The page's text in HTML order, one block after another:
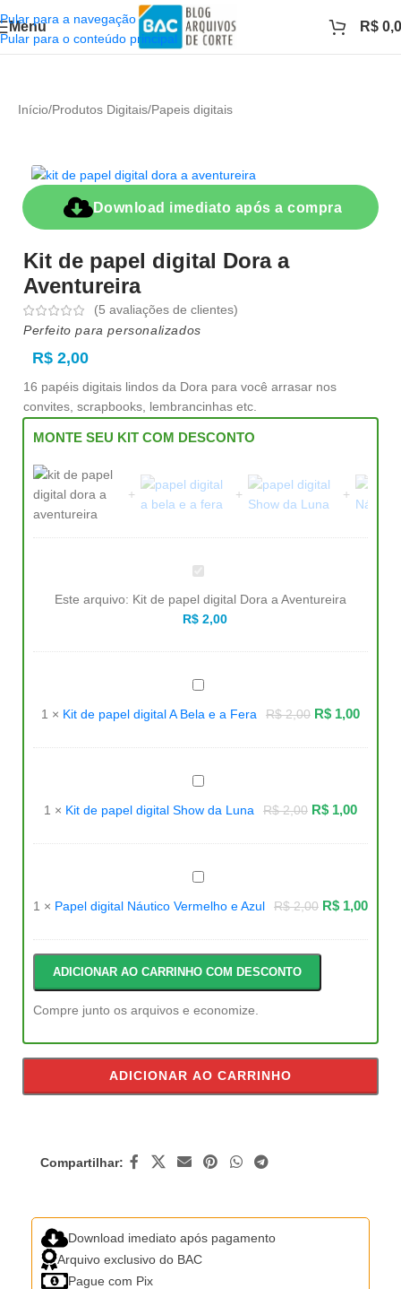
Pular para a navegação
Pular para o conteúdo principal
Menu R$
Início/Produtos Digitais/Papeis digitais
Download imediato após a compra
Kit de papel digital Dora a
Aventureira
(5 avaliações de clientes)
Perfeito para personalizados
R$ 2,00
16 papéis digitais lindos da Dora para você arrasar nos
convites, scrapbooks, lembrancinhas etc.
MONTE SEU KIT COM DESCONTO
Kit
de
digital
Dora
Este arquivo: Kit de papel digital Dora a Aventureira
R$2,00
Kit
de
digital
Fera
1 × Kit de papel digital A Bela e a Fera R$2,00 R$1,00
Kit
de
digital
1 × Kit de papel digital Show da Luna R$2,00 R$1,00
Papel
digital
Vermelho
1 × Papel digital Náutico Vermelho e Azul R$2,00 R$ 1,00
ADICIONAR AO CARRINHO COM DESCONTO
Compre junto os arquivos e economize.
ADICIONAR AO CARRINHO
Compartilhar:
Download imediato após pagamento
Arquivo exclusivo do BAC
Pague com Pix